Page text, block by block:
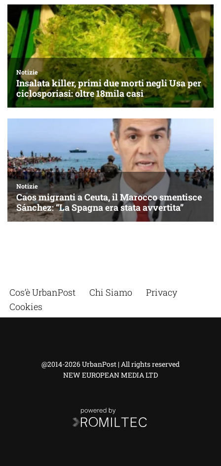
Cos’è UrbanPost Chi Siamo
Privacy
Cookies
@2014-2026 UrbanPost | All rights reserved
NEW EUROPEAN MEDIA LTD